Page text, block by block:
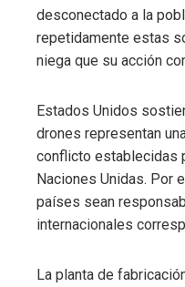
desconectado a la
repetidamente estas
niega que su acción
Estados Unidos
drones representan
conflicto establecidas
Naciones Unidas. Por
países sean
internacionales
La planta de